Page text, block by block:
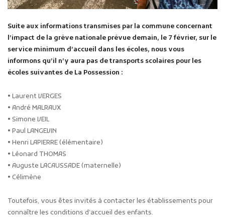
Suite aux informations transmises par la commune concernant
l’impact de la grève nationale prévue demain, le 7 février, sur le
service minimum d’accueil dans les écoles, nous vous
informons qu’il n’y aura pas de transports scolaires pour les
écoles suivantes de La Possession :
• Laurent VERGES
• André MALRAUX
• Simone VEIL
• Paul LANGEVIN
• Henri LAPIERRE (élémentaire)
• Léonard THOMAS
• Auguste LACAUSSADE (maternelle)
• Célimène
Toutefois, vous êtes invités à contacter les établissements pour
connaître les conditions d’accueil des enfants.